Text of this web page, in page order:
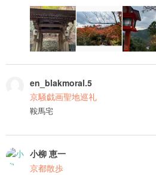
en_blakmoral.5
京騒戯画聖地巡礼
鞍馬宅
小柳 恵一
京都散歩